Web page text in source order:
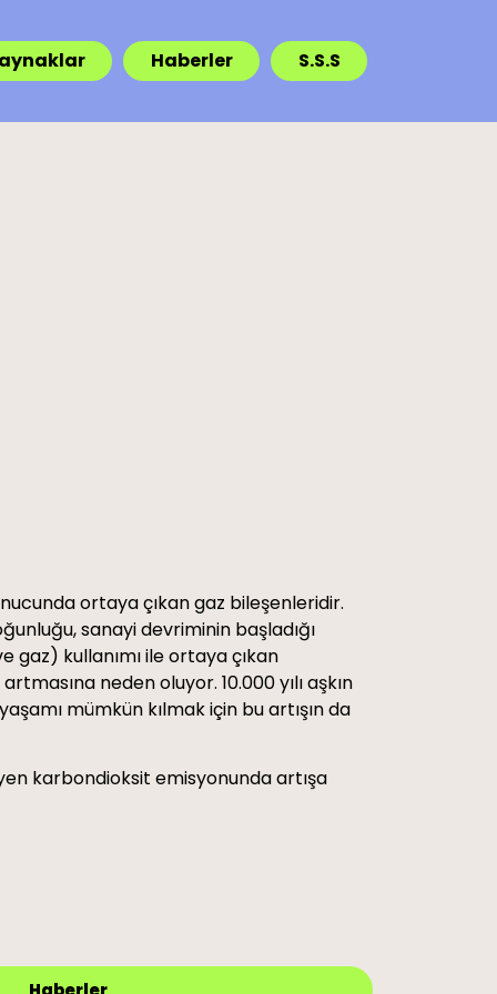
Haberler S.S.S
ortaya çıkan gaz bileşenleridir.
sanayi devriminin başladığı
gaz) kullanımı ile ortaya çıkan
neden oluyor. 10.000 yılı aşkın
mümkün kılmak için bu artışın da
karbondioksit emisyonunda artışa